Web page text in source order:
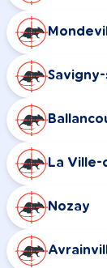
La Ville-
Nozay